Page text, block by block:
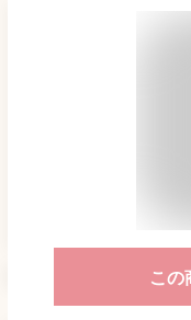
この